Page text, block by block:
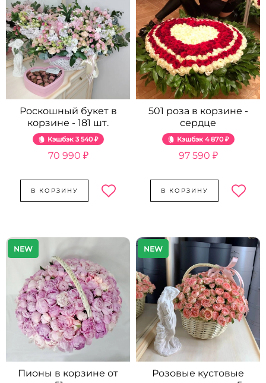
Роскошный букет в
корзине - 181 шт.
Кэшбэк 3 540 ₽
70 990 ₽
В КОРЗИНУ
501 роза в корзине -
сердце
Кэшбэк 4 870 ₽
97 590 ₽
В КОРЗИНУ
NEW
Пионы в корзине от
NEW
Розовые кустовые